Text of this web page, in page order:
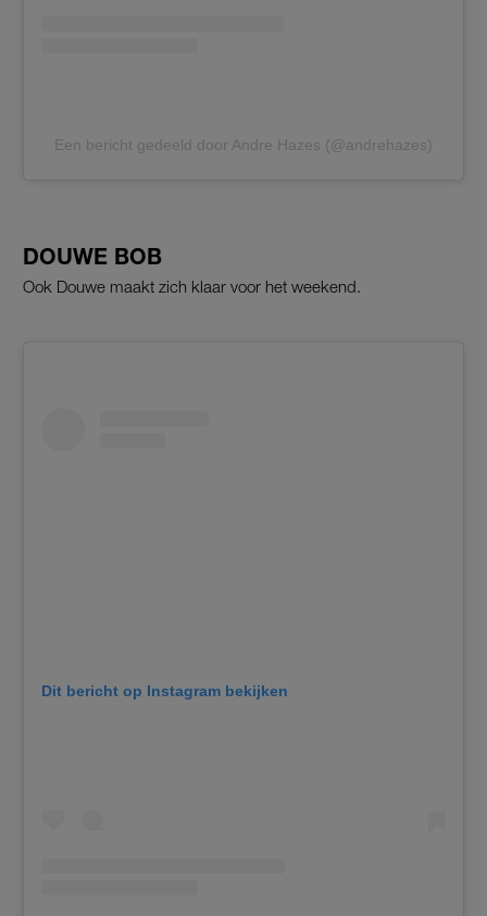
Een bericht gedeeld door Andre Hazes (@andrehazes)
DOUWE BOB
Ook Douwe maakt zich klaar voor het weekend.
Dit bericht op Instagram bekijken